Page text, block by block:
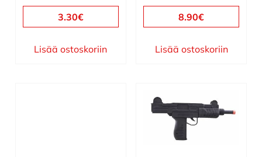
3.30€
Lisää ostoskoriin
8.90€
Lisää ostoskoriin